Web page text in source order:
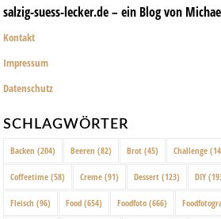
salzig-suess-lecker.de – ein Blog von
Kontakt
Impressum
Datenschutz
SCHLAGWÖRTER
Backen (204) Beeren (82) Brot (45) Challenge
Coffeetime (58) Creme (91) Dessert (123) DIY
Fleisch (96) Food (654) Foodfoto (666)